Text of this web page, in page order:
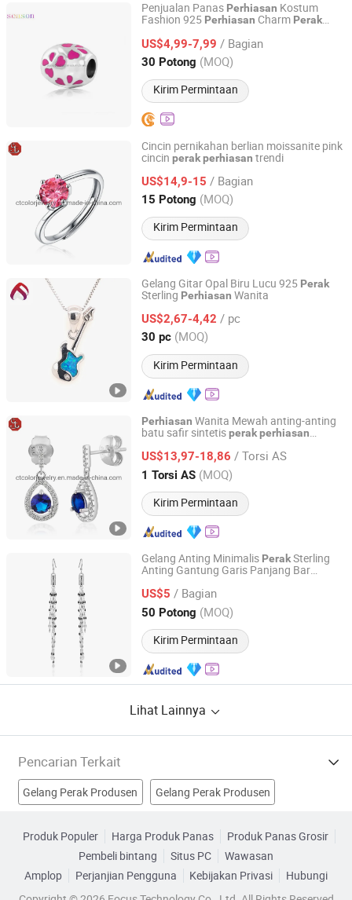
Penjualan Panas Perhiasan Kostum
Fashion 925 Perhiasan Charm Perak
US$4,99-7,99 / Bagian
30 Potong (MOQ)
Kirim Permintaan
Hongkong Season Jewelry Co., Limited
Guangdong, China Harga mulai 2017
Cincin pernikahan berlian moissanite pink
cincin perakperhiasan trendi
US$14,9-15 / Bagian
15 Potong (MOQ)
Kirim Permintaan
Guangdong, China Harga mulai 2020
Gelang Gitar Opal Biru Lucu 925 Perak
Sterling Perhiasan Wanita
US$2,67-4,42 / pc
30 pc (MOQ)
Kirim Permintaan
YU JING JEWELRY CO., LTD.
Guangdong, China Harga mulai 2020
Perhiasan Wanita Mewah anting-anting
batu safir sintetisperakperhiasan
US$13,97-18,86 / Torsi AS
1 Torsi AS (MOQ)
Kirim Permintaan
CT COLOR CO, LIMITED
Guangdong, China Harga mulai 2020
Gelang Anting Minimalis PerakSterling
Anting Gantung Garis Panjang Bar
US$5 / Bagian
50 Potong (MOQ)
Kirim Permintaan
LONGLIKE JEWELRY CO., LIMITED
Guangdong, China Harga mulai 2016
Lihat Lainnya
Pencarian Terkait
Gelang Perak Produsen Gelang Perak Produsen
Set Perhiasan Perak Produsen
Produk Populer Harga Produk Panas
Produk Panas Grosir
Pembeli bintang
Situs PC
Wawasan
Amplop
Perjanjian Pengguna Kebijakan Privasi
Hubungi